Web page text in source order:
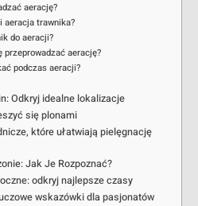
aerację?
aeracja trawnika?
do aeracji?
aerację?
podczas aeracji?
Odkryj idealne lokalizacje
się plonami
które ułatwiają pielęgnację
Jak Je Rozpoznać?
odkryj najlepsze czasy
wskazówki dla pasjonatów